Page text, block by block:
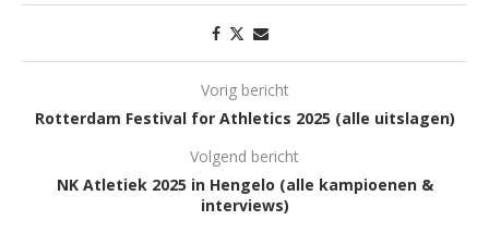
Vorig bericht
Rotterdam Festival for Athletics 2025 (alle uitslagen)
Volgend bericht
NK Atletiek 2025 in Hengelo (alle kampioenen &
interviews)